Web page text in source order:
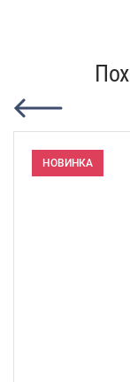
НОВИНКА